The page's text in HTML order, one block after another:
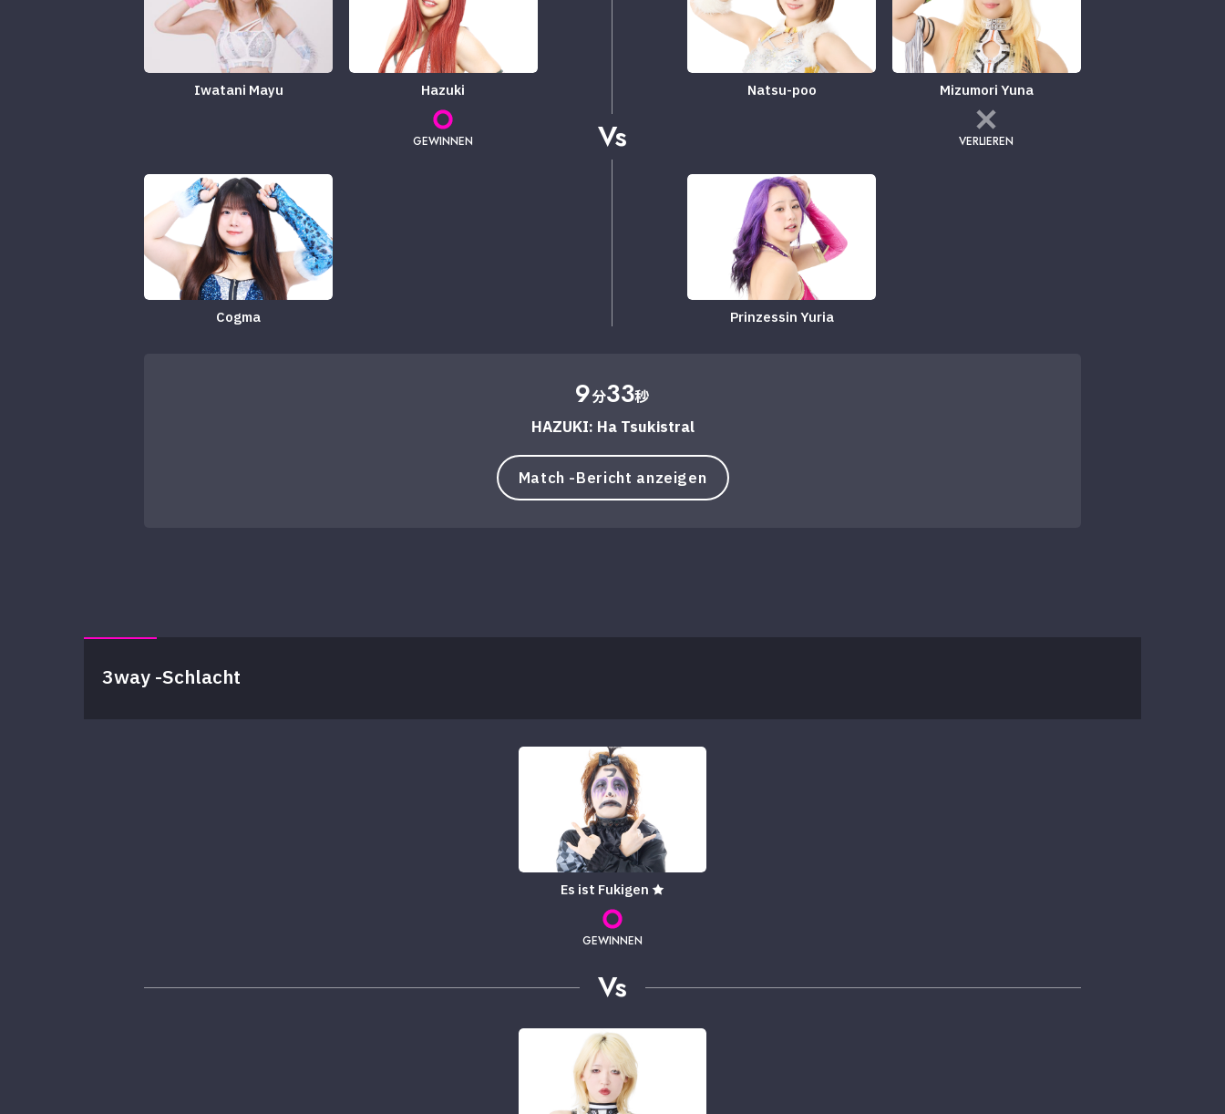
Iwatani Mayu Hazuki
GEWINNEN
Cogma
Vs
Natsu-poo Mizumori Yuna
VERLIEREN
Prinzessin Yuria
9分33秒
HAZUKI: Ha Tsukistral
Match -Bericht anzeigen
3way -Schlacht
Es ist Fukigen ★
GEWINNEN
Vs